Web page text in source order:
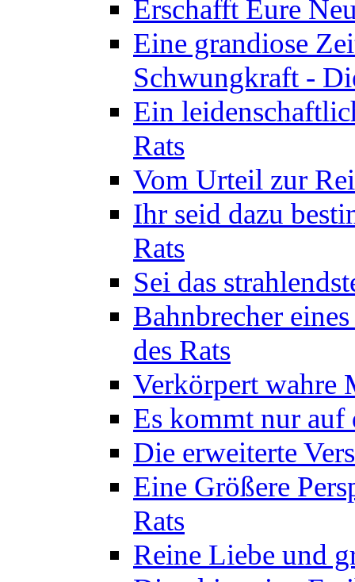
Erschafft Eure
Eine grandiose
Schwungkraft -
Ein
Rats
Vom Urteil zur
Ihr seid dazu
Rats
Sei das
Bahnbrecher
des Rats
Verkörpert wahre
Es kommt nur auf
Die erweiterte
Eine Größere
Rats
Reine Liebe und